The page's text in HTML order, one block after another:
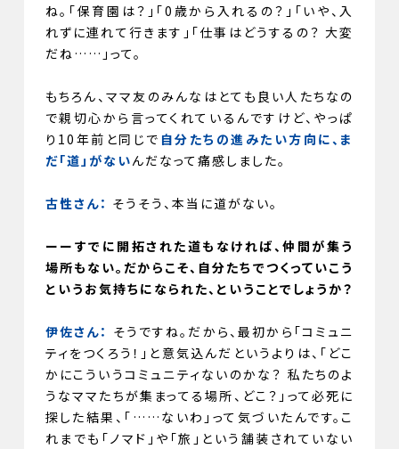
ね。「保育園は？」「0歳から入れるの？」「いや、入
れずに連れて行きます」「仕事はどうするの？ 大変
だね……」って。
もちろん、ママ友のみんなはとても良い人たちなの
で親切心から言ってくれているんですけど、やっぱ
り10年前と同じで 自分たちの進みたい方向に、ま
だ「道」がないんだなって痛感しました。
古性さん： そうそう、本当に道がない。
ーーすでに開拓された道もなければ、仲間が集う
場所もない。だからこそ、自分たちでつくっていこう
というお気持ちになられた、ということでしょうか？
伊佐さん： そうですね。だから、最初から「コミュニ
ティをつくろう！」と意気込んだというよりは、「どこ
かにこういうコミュニティないのかな？ 私たちのよ
うなママたちが集まってる場所、どこ？」って必死に
探した結果、「……ないわ」って気づいたんです。こ
れまでも「ノマド」や「旅」という舗装されていない